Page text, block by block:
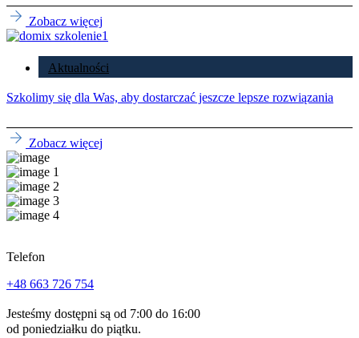
Zobacz więcej
Aktualności
Szkolimy się dla Was, aby dostarczać jeszcze lepsze rozwiązania
Zobacz więcej
Telefon
+48 663 726 754
Jesteśmy dostępni są od 7:00 do 16:00
od poniedziałku do piątku.